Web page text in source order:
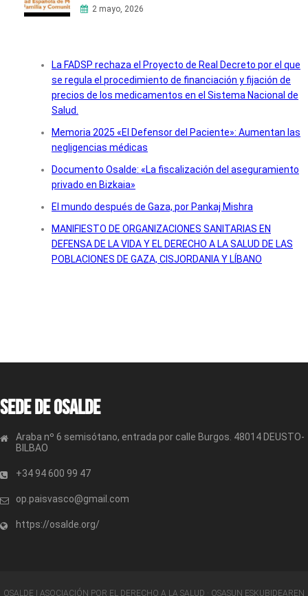
2 mayo, 2026
La FADSP rechaza el Proyecto de Real Decreto por el que
se regula el procedimiento de financiación y fijación de
precios de los medicamentos en el Sistema Nacional de
Salud.
Memoria 2025 «El Defensor del Paciente»: Aumentan las
negligencias médicas
Documento Osalde: «La fiscalización del aseguramiento
privado en Bizkaia»
El mundo después de Gaza, por Pankaj Mishra
MANIFIESTO DE ORGANIZACIONES SANITARIAS EN
DEFENSA DE LA VIDA Y EL DERECHO A LA SALUD DE LAS
POBLACIONES DE GAZA, CISJORDANIA Y LÍBANO
Sede de OSALDE
Araba nº 6 semisótano, entrada por calle Burgos. 48014 DEUSTO-
BILBAO
+34 94 600 99 47
op.paisvasco@gmail.com
https://osalde.org/
OSALDE | ASOCIACIÓN POR EL DERECHO A LA SALUD · OSASUN ESKUBIDEAREN